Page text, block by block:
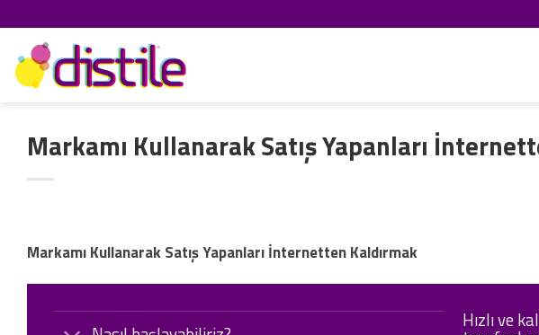
atla
Markamı Kullanarak Satış Yapanları
Markamı Kullanarak Satış Yapanları İnternetten Kaldırmak
Hızlı ve